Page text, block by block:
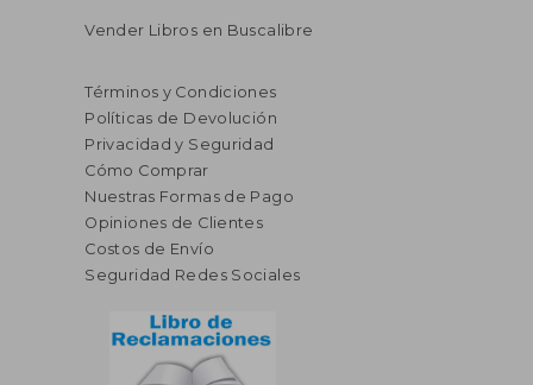
Vender Libros en Buscalibre
Términos y Condiciones
Políticas de Devolución
Privacidad y Seguridad
Cómo Comprar
Nuestras Formas de Pago
Opiniones de Clientes
Costos de Envío
Seguridad Redes Sociales